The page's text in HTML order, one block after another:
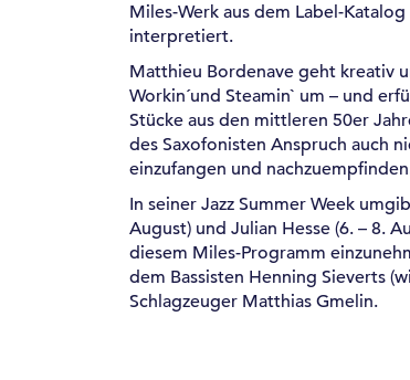
Miles-Werk aus dem Label-
interpretiert.
Matthieu Bordenave geht kreativ
Workin´und Steamin` um – und
Stücke aus den mittleren 50er
des Saxofonisten Anspruch auch
einzufangen und
In seiner Jazz Summer Week
August) und Julian Hesse (6. – 8.
diesem Miles-Programm
dem Bassisten Henning Sieverts
Schlagzeuger Matthias Gmelin.